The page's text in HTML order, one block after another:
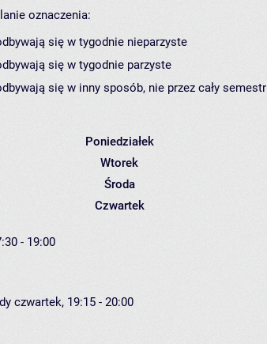
oznaczenia:
się w tygodnie nieparzyste
się w tygodnie parzyste
się w inny sposób, nie przez cały semestr
Poniedziałek
Wtorek
Środa
Czwartek
- 19:00
czwartek, 19:15 - 20:00